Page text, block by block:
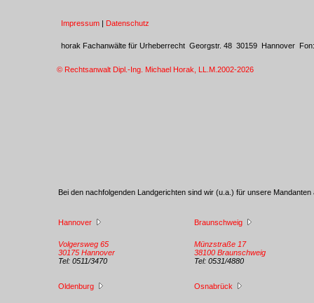
Impressum | Datenschutz
horak Fachanwälte für Urheberrecht Georgstr. 48 30159 Hannover
© Rechtsanwalt Dipl.-Ing. Michael Horak, LL.M.2002-2026
Bei den nachfolgenden Landgerichten sind wir (u.a.) für unsere Mandanten
Hannover
Volgersweg 65
30175 Hannover
Tel: 0511/3470
Braunschweig
Münzstraße 17
38100 Braunschweig
Tel: 0531/4880
Oldenburg Osnabrück